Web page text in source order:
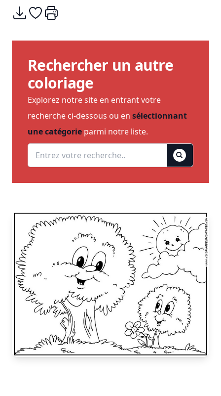
Télécharger
Ajouter à mes coups de coeurs
Imprimer
Rechercher un autre
coloriage
Explorez notre site en entrant votre
recherche ci-dessous ou en sélectionnant
une catégorie parmi notre liste.